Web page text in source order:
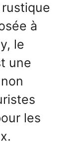
à
le
une
les